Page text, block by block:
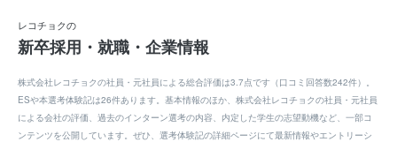
レコチョクの
新卒採用・就職・企業情報
株式会社レコチョクの社員・元社員による総合評価は3.7点です（口コミ回答数242件）。
ESや本選考体験記は26件あります。基本情報のほか、株式会社レコチョクの社員・元社員
による会社の評価、過去のインターン選考の内容、内定した学生の志望動機など、一部コ
ンテンツを公開しています。ぜひ、選考体験記の詳細ページにて最新情報やエントリーシ